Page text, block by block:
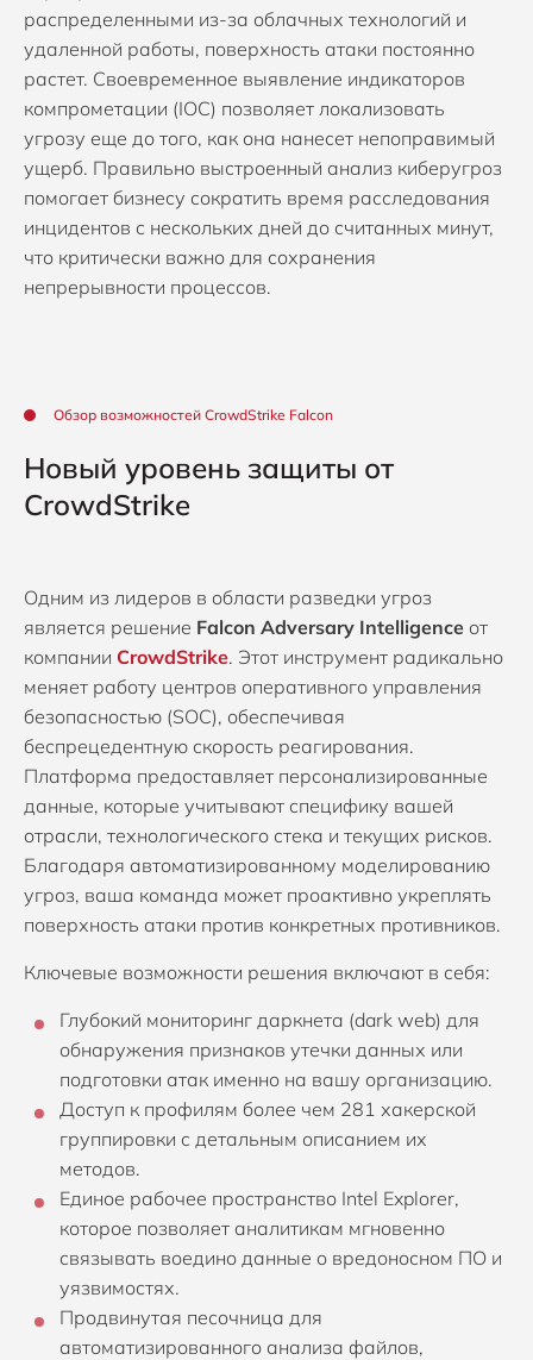
распределенными из-за облачных технологий и
удаленной работы, поверхность атаки постоянно
растет. Своевременное выявление индикаторов
компрометации (IOC) позволяет локализовать
угрозу еще до того, как она нанесет непоправимый
ущерб. Правильно выстроенный анализ киберугроз
помогает бизнесу сократить время расследования
инцидентов с нескольких дней до считанных минут,
что критически важно для сохранения
непрерывности процессов.
Обзор возможностей CrowdStrike Falcon
Новый уровень защиты от
CrowdStrike
Одним из лидеров в области разведки угроз
является решение Falcon Adversary Intelligence от
компании CrowdStrike. Этот инструмент радикально
меняет работу центров оперативного управления
безопасностью (SOC), обеспечивая
беспрецедентную скорость реагирования.
Платформа предоставляет персонализированные
данные, которые учитывают специфику вашей
отрасли, технологического стека и текущих рисков.
Благодаря автоматизированному моделированию
угроз, ваша команда может проактивно укреплять
поверхность атаки против конкретных противников.
Ключевые возможности решения включают в себя:
Глубокий мониторинг даркнета (dark web) для
обнаружения признаков утечки данных или
подготовки атак именно на вашу организацию.
Доступ к профилям более чем 281 хакерской
группировки с детальным описанием их
методов.
Единое рабочее пространство Intel Explorer,
которое позволяет аналитикам мгновенно
связывать воедино данные о вредоносном ПО и
уязвимостях.
Продвинутая песочница для
автоматизированного анализа файлов,